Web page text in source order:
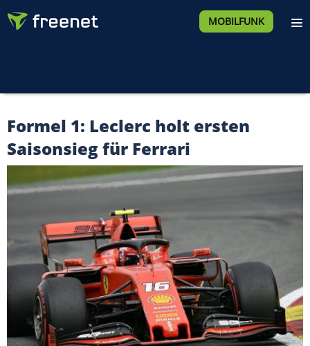
MOBILFUNK
Formel 1: Leclerc holt ersten
Saisonsieg für Ferrari